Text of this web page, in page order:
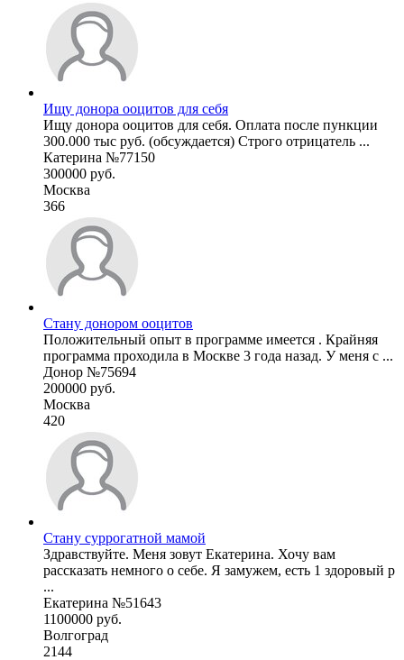
Ищу донора ооцитов для себя
Ищу донора ооцитов для себя. Оплата после пункции
300.000 тыс руб. (обсуждается) Строго отрицатель ...
Катерина №77150
300000 руб.
Москва
366
Стану донором ооцитов
Положительный опыт в программе имеется . Крайняя
программа проходила в Москве 3 года назад. У меня с ...
Донор №75694
200000 руб.
Москва
420
Стану суррогатной мамой
Здравствуйте. Меня зовут Екатерина. Хочу вам
рассказать немного о себе. Я замужем, есть 1 здоровый р
...
Екатерина №51643
1100000 руб.
Волгоград
2144